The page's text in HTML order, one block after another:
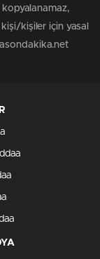
kopyalanamaz,
kişiler için yasal